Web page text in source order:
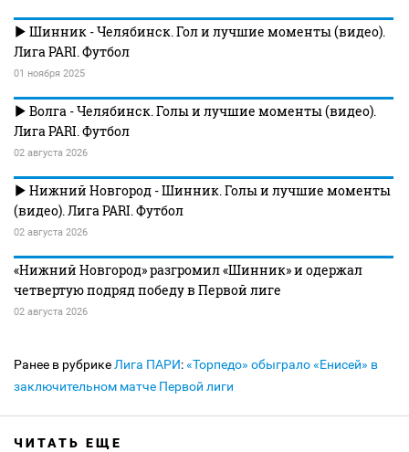
Шинник - Челябинск. Гол и лучшие моменты (видео).
Лига PARI. Футбол
01 ноября 2025
Волга - Челябинск. Голы и лучшие моменты (видео).
Лига PARI. Футбол
02 августа 2026
Нижний Новгород - Шинник. Голы и лучшие моменты
(видео). Лига PARI. Футбол
02 августа 2026
«Нижний Новгород» разгромил «Шинник» и одержал
четвертую подряд победу в Первой лиге
02 августа 2026
Ранее в рубрике Лига ПАРИ:«Торпедо» обыграло «Енисей» в
заключительном матче Первой лиги
ЧИТАТЬ ЕЩЕ